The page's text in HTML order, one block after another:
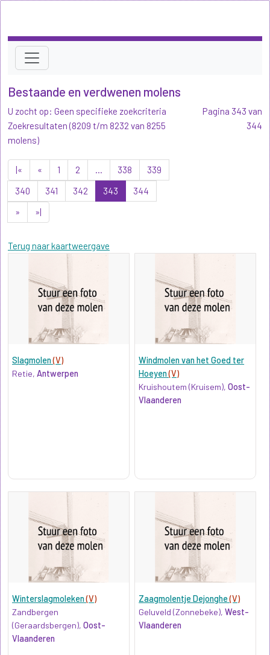
Bestaande en verdwenen molens
U zocht op: Geen specifieke zoekcriteria
Zoekresultaten (8209 t/m 8232 van 8255
molens)
|« « 1 2 ... 338
339
340
341 342 343
344
»
»|
Terug naar kaartweergave
Pagina 343 van
344
Slagmolen(V)
Retie, Antwerpen
Windmolen van het Goed ter
Hoeyen(V)
Kruishoutem (Kruisem),Oost-
Vlaanderen
Winterslagmoleken(V)
Zandbergen
(Geraardsbergen), Oost-
Vlaanderen
Zaagmolentje Dejonghe(V)
Geluveld (Zonnebeke),West-
Vlaanderen